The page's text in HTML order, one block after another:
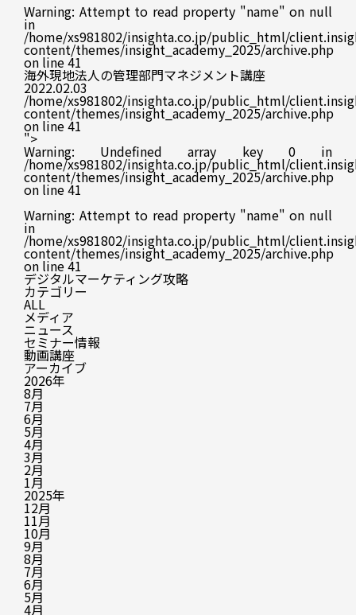
Warning: Attempt to read property "name" on null
in
/home/xs981802/insighta.co.jp/public_html/
content/themes/insight_academy_2025/archive.php
on line41
海外現地法人の管理部門マネジメント講座
2022.02.03
/home/xs981802/insighta.co.jp/public_html/
content/themes/insight_academy_2025/archive.php
on line41
">
Warning: Undefined array key 0 in
/home/xs981802/insighta.co.jp/public_html/
content/themes/insight_academy_2025/archive.php
on line41
Warning: Attempt to read property "name" on null
in
/home/xs981802/insighta.co.jp/public_html/
content/themes/insight_academy_2025/archive.php
on line41
デジタルマーケティング攻略
カテゴリー
ALL
メディア
ニュース
セミナー情報
動画講座
アーカイブ
2026年
8月
7月
6月
5月
4月
3月
2月
1月
2025年
12月
11月
10月
9月
8月
7月
6月
5月
4月